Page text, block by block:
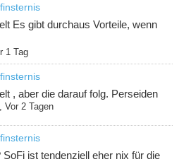
Es gibt durchaus Vorteile, wenn
1 Tag
, aber die darauf folg. Perseiden
,Vor 2 Tagen
ist tendenziell eher nix für die